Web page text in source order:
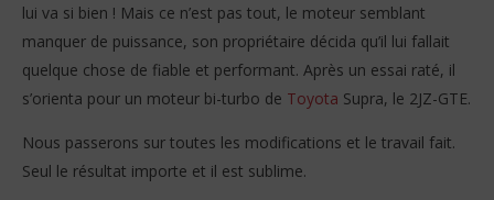
NOW VIEWING
31
janvier
lui va si bien ! Mais ce n’est pas tout, le moteur semblant
manquer de puissance, son propriétaire décida qu’il lui fallait
quelque chose de fiable et performant. Après un essai raté, il
s’orienta pour un moteur bi-turbo de Toyota Supra, le 2JZ-GTE.
Nous passerons sur toutes les modifications et le travail fait.
Seul le résultat importe et il est sublime.